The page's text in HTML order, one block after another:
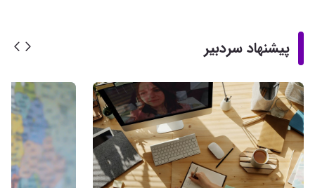
پیشنهاد سردبیر